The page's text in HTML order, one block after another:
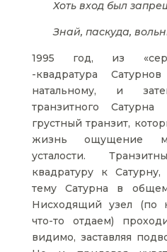
Хоть вход был
Знай, паскуда,
1995 год, из
-квадратура
натальному, и
транзитного
грустный транзит,
жизнь ощущение
усталости.
квадратуру к
тему Сатурна в
Нисходящий узел (по
что-то отдаем)
видимо, заставляя